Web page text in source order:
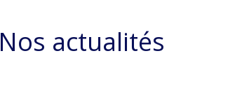
Nos actualités